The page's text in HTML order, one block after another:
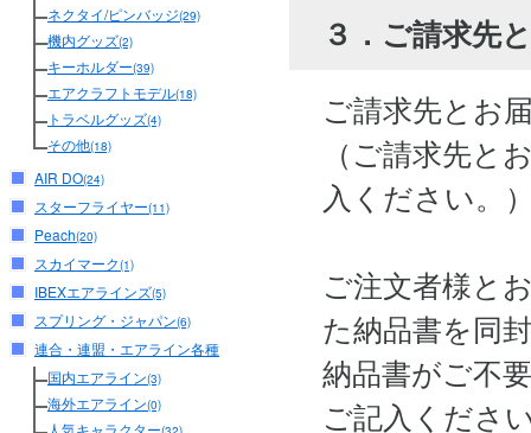
ネクタイ/ピンバッジ(29)
機内グッズ(2)
キーホルダー(39)
エアクラフトモデル(18)
トラベルグッズ(4)
その他(18)
AIR DO(24)
スターフライヤー(11)
Peach(20)
スカイマーク(1)
IBEXエアラインズ(5)
スプリング・ジャパン(6)
連合・連盟・エアライン各種
国内エアライン(3)
海外エアライン(0)
３．ご請求先
ご請求先とお
（ご請求先と
入ください。
ご注文者様と
た納品書を同
納品書がご不
ご記入くださ